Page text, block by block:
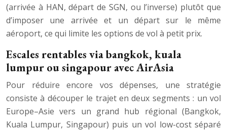
(arrivée à HAN, départ de SGN, ou l’inverse) plutôt que
d’imposer une arrivée et un départ sur le même
aéroport, ce qui limite les options de vol à petit prix.
Escales rentables via bangkok, kuala
lumpur ou singapour avec AirAsia
Pour réduire encore vos dépenses, une stratégie
consiste à découper le trajet en deux segments : un vol
Europe–Asie vers un grand hub régional (Bangkok,
Kuala Lumpur, Singapour) puis un vol low-cost séparé